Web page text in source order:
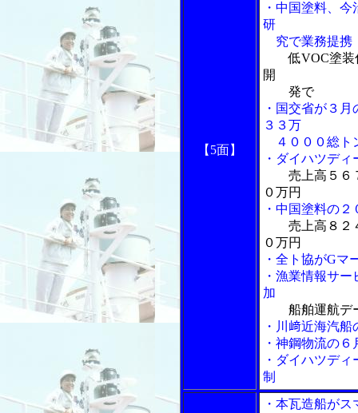
【5面】
・中国塗料、
研
究で業務提携
低VOC塗装
開
発で
・国交省が３
３３万
４０００総ト
・ダイハツデ
売上高５６
０万円
・中国塗料の
売上高８２
０万円
・全ト協がGマ
・漁業情報サ
加
船舶運航デ
・川﨑近海汽
・神鋼物流の
・ダイハツデ
制
・本瓦造船が